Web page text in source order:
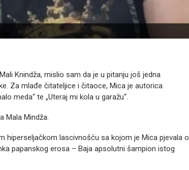
Knindža, mislio sam da je u pitanju još jedna
Za mlađe čitateljice i čitaoce, Mica je autorica
meda“ te „Uteraj mi kola u garažu“.
Mala Mindža.
hiperseljačkom lascivnošću sa kojom je Mica pjevala o
papanskog erosa – Baja apsolutni šampion istog